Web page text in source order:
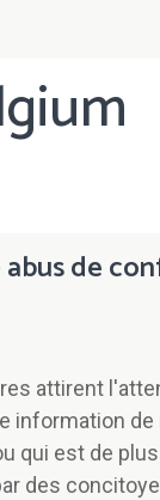
de
attirent
information de
qui est de
des